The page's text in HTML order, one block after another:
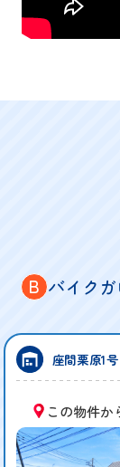
B バイク
座間栗原1号
この物件か